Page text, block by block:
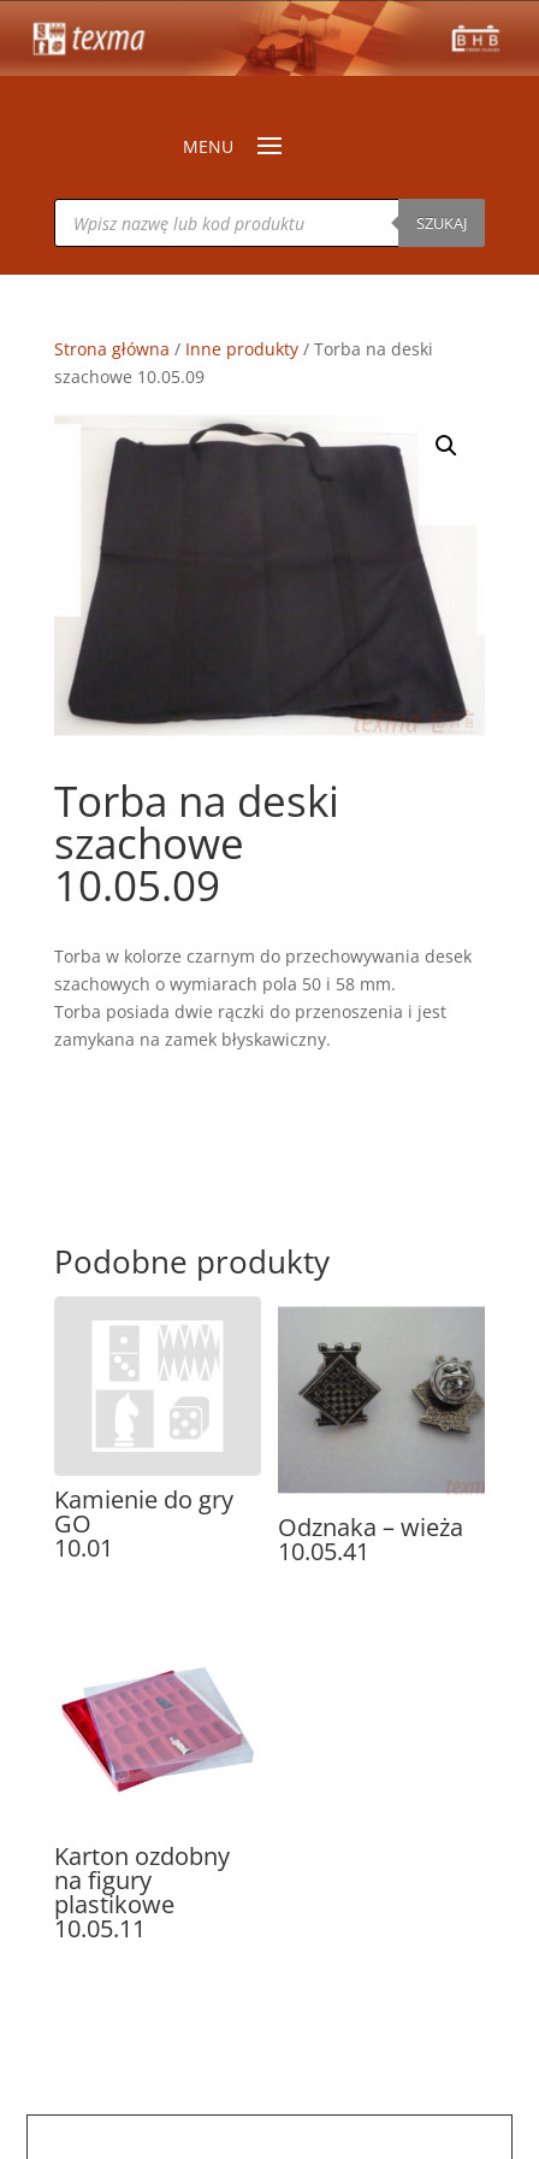
Wyszukiwarka
produktów SZUKAJ
Strona główna / Inne produkty/ Torba na deski
szachowe 10.05.09
Torba na deski
szachowe
10.05.09
Torba w kolorze czarnym do przechowywania desek
szachowych o wymiarach pola 50 i 58 mm.
Torba posiada dwie rączki do przenoszenia i jest
zamykana na zamek błyskawiczny.
Podobne produkty
Kamienie do gry
GO
10.01
Odznaka – wieża
10.05.41
Karton ozdobny
na figury
plastikowe
10.05.11